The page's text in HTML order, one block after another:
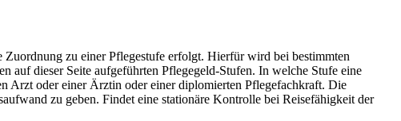
zu einer Pflegestufe erfolgt. Hierfür wird bei bestimmten
auf dieser Seite aufgeführten Pflegegeld-Stufen. In welche Stufe eine
Arzt oder einer Ärztin oder einer diplomierten Pflegefachkraft. Die
zu geben. Findet eine stationäre Kontrolle bei Reisefähigkeit der